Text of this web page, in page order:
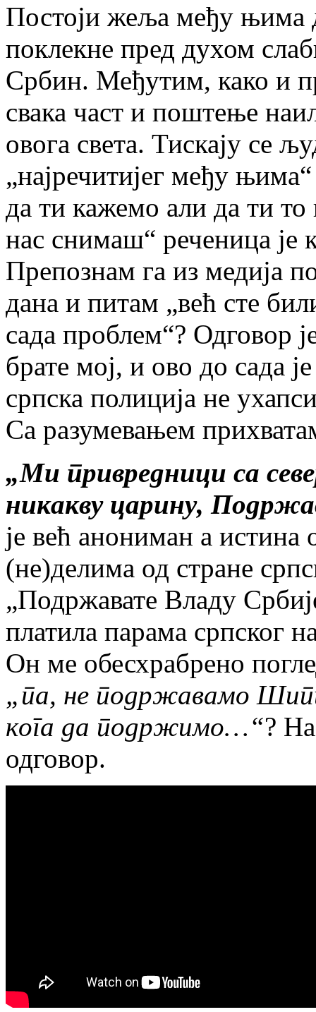
Постоји жеља међу њима
поклекне пред духом
Србин. Међутим, како и
свака част и поштење
овога света. Тискају се
„најречитијег међу
да ти кажемо али да ти
нас снимаш“ реченица је
Препознам га из медија
дана и питам „већ сте
сада проблем“? Одговор
брате мој, и ово до сада
српска полиција не
Са разумевањем
„Ми привредници са
никакву царину,
је већ анониман а истина
(не)делима од стране
„Подржавате Владу
платила парама српског
Он ме обесхрабрено
„па, не подржавамо
кога да подржимо…“?
одговор.